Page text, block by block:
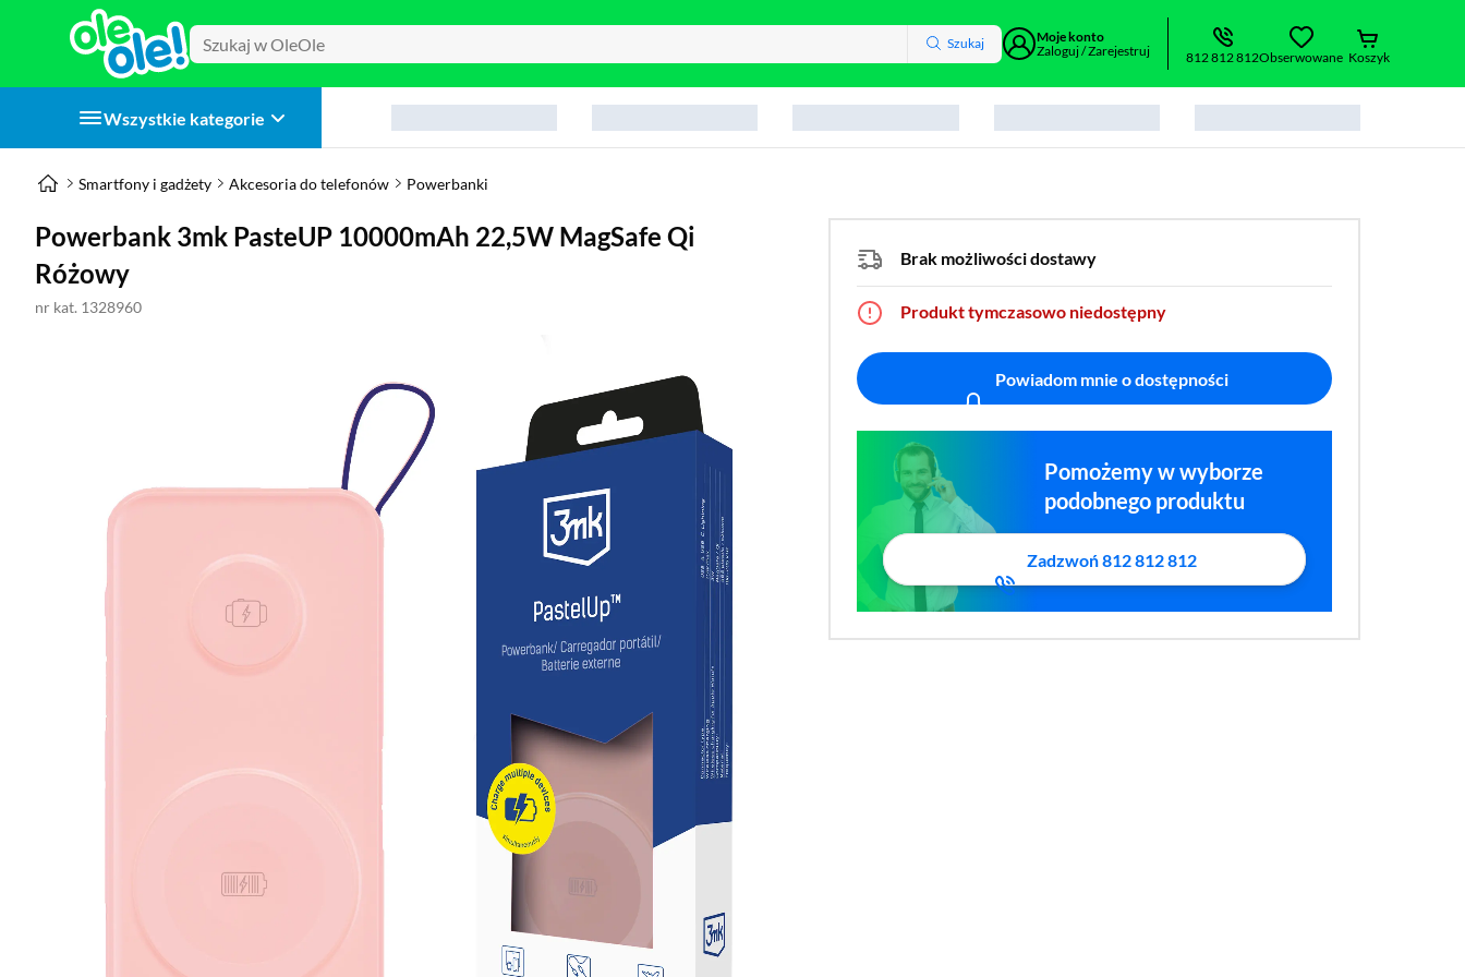
Szukaj
Moje konto
Zaloguj / Zarejestruj
812 812 812Obserwowane Koszyk
Wszystkie kategorie
Smartfony i gadżety Akcesoria do telefonów Powerbanki
Powerbank 3mk PasteUP 10000mAh 22,5W MagSafe Qi
Różowy
nr kat. 1328960
Brak możliwości dostawy
Produkt tymczasowo niedostępny
Powiadom mnie o dostępności
Pomożemy w wyborze
podobnego produktu
Zadzwoń 812 812 812